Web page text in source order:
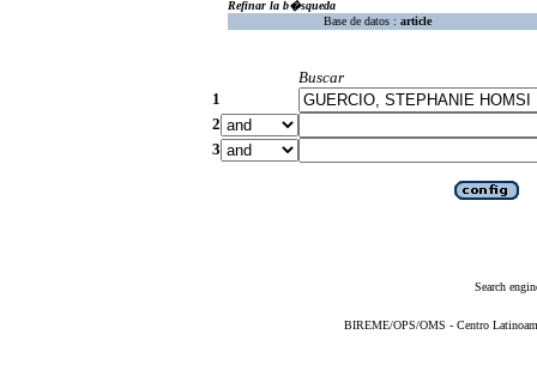
Refinar la b�squeda
Base de datos : article
Buscar
1
2
3
Search
BIREME/OPS/OMS - Centro